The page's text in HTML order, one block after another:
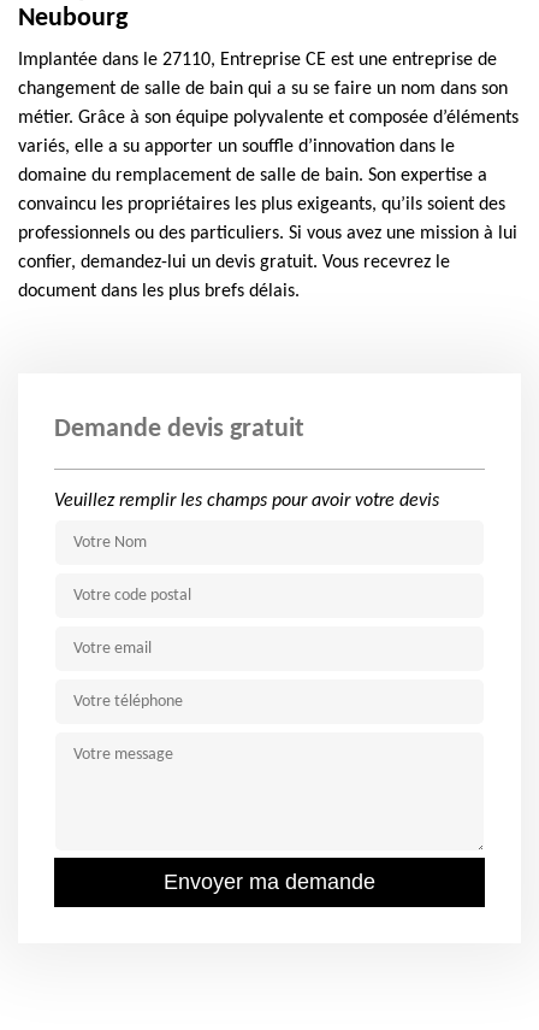
Neubourg
Implantée dans le 27110, Entreprise CE est une entreprise de
changement de salle de bain qui a su se faire un nom dans son
métier. Grâce à son équipe polyvalente et composée d’éléments
variés, elle a su apporter un souffle d’innovation dans le
domaine du remplacement de salle de bain. Son expertise a
convaincu les propriétaires les plus exigeants, qu’ils soient des
professionnels ou des particuliers. Si vous avez une mission à lui
confier, demandez-lui un devis gratuit. Vous recevrez le
document dans les plus brefs délais.
Demande devis gratuit
Veuillez remplir les champs pour avoir votre devis